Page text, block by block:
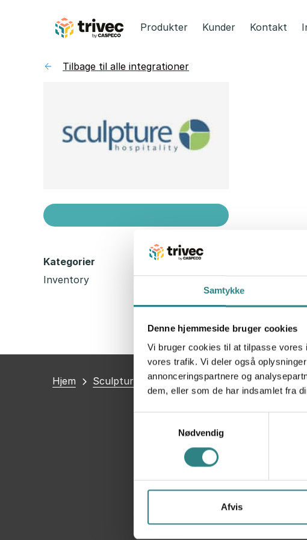
Samtykke
Denne hjemmeside bruger cookies
Vi bruger cookies til at tilpasse vores
vores trafik. Vi deler også
annonceringspartnere og
dem, eller som de har indsamlet fra
Nødvendig
Afvis
Produkter Kunder Kontakt
Tilbage til alle integrationer
Kategorier
Inventory
Du
Hjem Sculpture hospitality